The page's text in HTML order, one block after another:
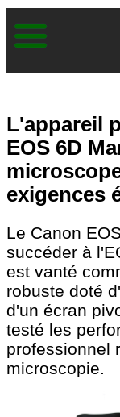
L'appareil
EOS 6D
exigences
Le Canon
succéder à
est vanté
robuste doté
d'un écran
testé les
professionnel
microscopie.